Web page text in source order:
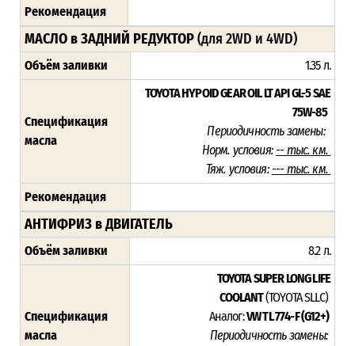
Рекомендация
МАСЛО в ЗАДНИЙ РЕДУКТОР(для 2WD и 4WD)
Объём заливки 1.35 л.
Спецификация
масла
TOYOTA HYPOID GEAR OIL LTAPI GL-5 SAE
75W-85
Периодичность замены:
Норм. условия: -- тыс. км.
Тяж. условия: --- тыс. км.
Рекомендация
АНТИФРИЗ в ДВИГАТЕЛЬ
Объём заливки 8.2 л.
Спецификация
масла
TOYOTA SUPER LONG LIFE
COOLANT(TOYOTA SLLC)
Аналог:VW TL 774-F (G12+)
Периодичность замены: